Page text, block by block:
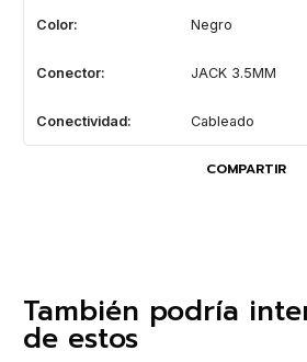
Color: Negro
Conector: JACK 3.5MM
Conectividad: Cableado
COMPARTIR
También podría
de estos